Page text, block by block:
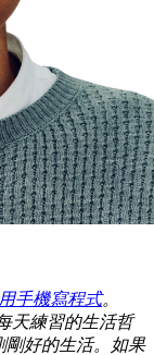
用手機寫程式。
天練習的生活哲
剛好的生活。如果